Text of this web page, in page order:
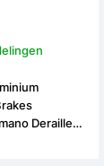
Shimano Derailleur